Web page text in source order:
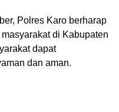
Polres Karo berharap
di Kabupaten
dapat
dan aman.